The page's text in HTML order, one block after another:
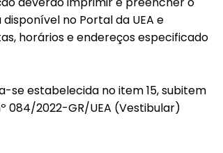
no Portal da UEA e
horários e endereços especificado
estabelecida no item 15, subitem
084/2022-GR/UEA (Vestibular)